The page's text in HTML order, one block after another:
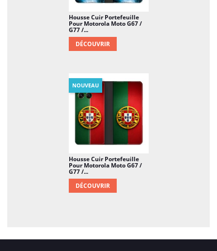
Housse Cuir Portefeuille
Pour Motorola Moto G67 /
G77 /...
DÉCOUVRIR
Housse Cuir Portefeuille
Pour Motorola Moto G67 /
G77 /...
DÉCOUVRIR
NOUVEAU